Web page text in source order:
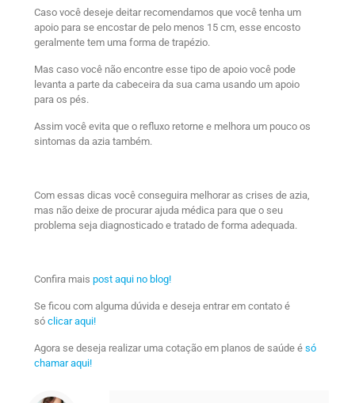
Caso você deseje deitar recomendamos que você tenha um
apoio para se encostar de pelo menos 15 cm, esse encosto
geralmente tem uma forma de trapézio.
Mas caso você não encontre esse tipo de apoio você pode
levanta a parte da cabeceira da sua cama usando um apoio
para os pés.
Assim você evita que o refluxo retorne e melhora um pouco os
sintomas da azia também.
Com essas dicas você conseguira melhorar as crises de azia,
mas não deixe de procurar ajuda médica para que o seu
problema seja diagnosticado e tratado de forma adequada.
Confira mais post aqui no blog!
Se ficou com alguma dúvida e deseja entrar em contato é
só clicar aqui!
Agora se deseja realizar uma cotação em planos de saúde é só
chamar aqui!